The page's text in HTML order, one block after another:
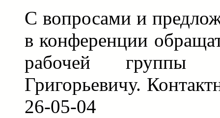
С вопросами и
в конференции
рабочей группы
Григорьевичу.
26-05-04